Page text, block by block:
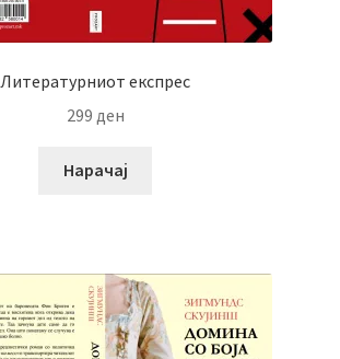
Литературниот експрес
299 ден
Нарачај